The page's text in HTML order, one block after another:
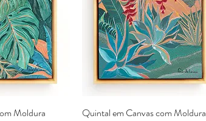
rápida
Moldura
Visualização rápida
Quintal em Canvas com Moldura